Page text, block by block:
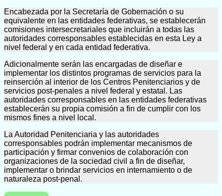
Encabezada por la Secretaría de Gobernación o su
equivalente en las entidades federativas, se establecerán
comisiones intersecretariales que incluirán a todas las
autoridades corresponsables establecidas en esta Ley a
nivel federal y en cada entidad federativa.
Adicionalmente serán las encargadas de diseñar e
implementar los distintos programas de servicios para la
reinserción al interior de los Centros Penitenciarios y de
servicios post-penales a nivel federal y estatal. Las
autoridades corresponsables en las entidades federativas
establecerán su propia comisión a fin de cumplir con los
mismos fines a nivel local.
La Autoridad Penitenciaria y las autoridades
corresponsables podrán implementar mecanismos de
participación y firmar convenios de colaboración con
organizaciones de la sociedad civil a fin de diseñar,
implementar o brindar servicios en internamiento o de
naturaleza post-penal.